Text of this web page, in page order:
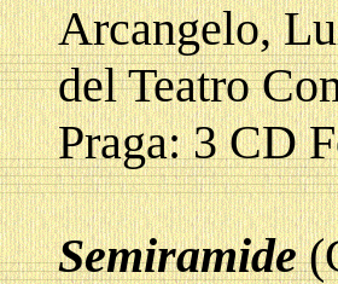
Arcangelo,
del Teatro
Praga: 3 CD
Semiramide